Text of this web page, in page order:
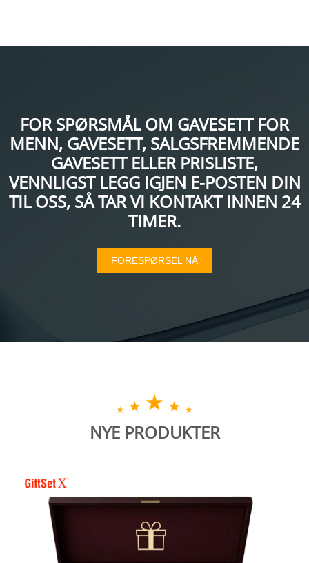
FOR SPØRSMÅL OM GAVESETT FOR
MENN, GAVESETT, SALGSFREMMENDE
GAVESETT ELLER PRISLISTE,
VENNLIGST LEGG IGJEN E-POSTEN DIN
TIL OSS, SÅ TAR VI KONTAKT INNEN 24
TIMER.
FORESPØRSEL NÅ
NYE PRODUKTER